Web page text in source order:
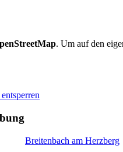
. Um auf den
Breitenbach am Herzberg